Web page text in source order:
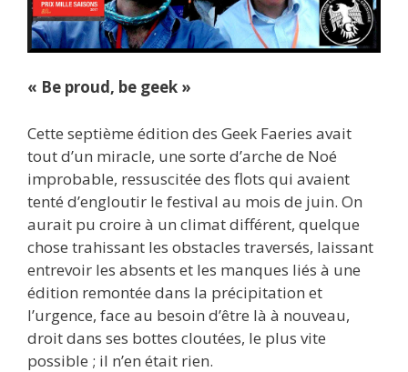
« Be proud, be geek »
Cette septième édition des Geek Faeries avait
tout d’un miracle, une sorte d’arche de Noé
improbable, ressuscitée des flots qui avaient
tenté d’engloutir le festival au mois de juin. On
aurait pu croire à un climat différent, quelque
chose trahissant les obstacles traversés, laissant
entrevoir les absents et les manques liés à une
édition remontée dans la précipitation et
l’urgence, face au besoin d’être là à nouveau,
droit dans ses bottes cloutées, le plus vite
possible ; il n’en était rien.